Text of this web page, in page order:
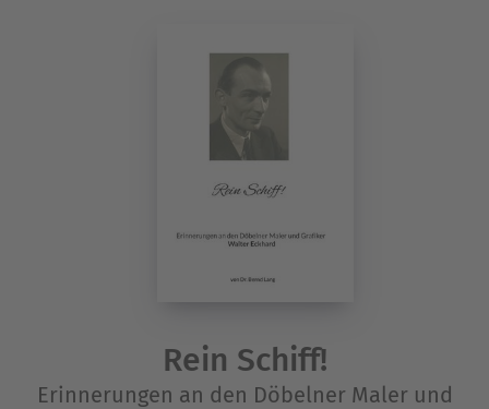
Rein Schiff!
Erinnerungen an den Döbelner Maler und